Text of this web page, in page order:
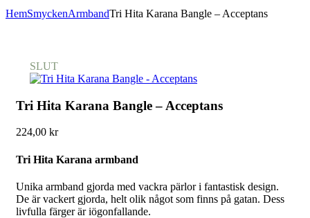
HemSmyckenArmbandTri Hita Karana Bangle – Acceptans
SLUT
Tri Hita Karana Bangle – Acceptans
224,00 kr
Tri Hita Karana armband
Unika armband gjorda med vackra pärlor i fantastisk design.
De är vackert gjorda, helt olik något som finns på gatan. Dess
livfulla färger är iögonfallande.